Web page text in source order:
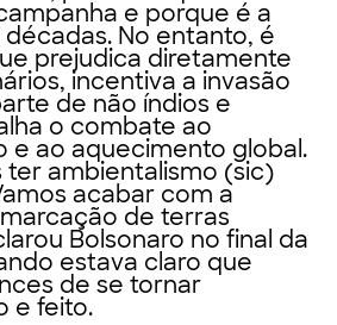
e porque é a
No entanto, é
prejudica diretamente
incentiva a invasão
de não índios e
o combate ao
e ao aquecimento global.
ter ambientalismo (sic)
acabar com a
de terras
Bolsonaro no final da
estava claro que
de se tornar
e feito.